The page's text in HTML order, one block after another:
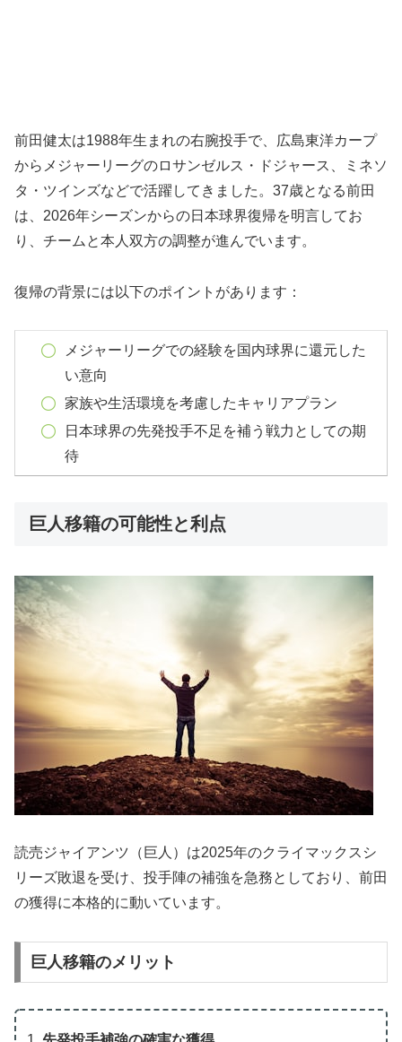
前田健太は1988年生まれの右腕投手で、広島東洋カープ
からメジャーリーグのロサンゼルス・ドジャース、ミネソ
タ・ツインズなどで活躍してきました。37歳となる前田
は、2026年シーズンからの日本球界復帰を明言してお
り、チームと本人双方の調整が進んでいます。
復帰の背景には以下のポイントがあります：
メジャーリーグでの経験を国内球界に還元した
い意向
家族や生活環境を考慮したキャリアプラン
日本球界の先発投手不足を補う戦力としての期
待
巨人移籍の可能性と利点
読売ジャイアンツ（巨人）は2025年のクライマックスシ
リーズ敗退を受け、投手陣の補強を急務としており、前田
の獲得に本格的に動いています。
巨人移籍のメリット